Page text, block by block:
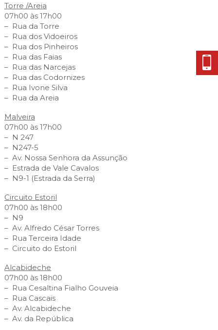
Torre /Areia
07h00 às 17h00
– Rua da Torre
– Rua dos Vidoeiros
– Rua dos Pinheiros
– Rua das Faias
– Rua das Narcejas
– Rua das Codornizes
– Rua Ivone Silva
– Rua da Areia
Malveira
07h00 às 17h00
– N 247
– N247-5
– Av. Nossa Senhora da Assunção
– Estrada de Vale Cavalos
– N9-1 (Estrada da Serra)
Circuito Estoril
07h00 às 18h00
– N9
– Av. Alfredo César Torres
– Rua Terceira Idade
– Circuito do Estoril
Alcabideche
07h00 às 18h00
– Rua Cesaltina Fialho Gouveia
– Rua Cascais
– Av. Alcabideche
– Av. da República